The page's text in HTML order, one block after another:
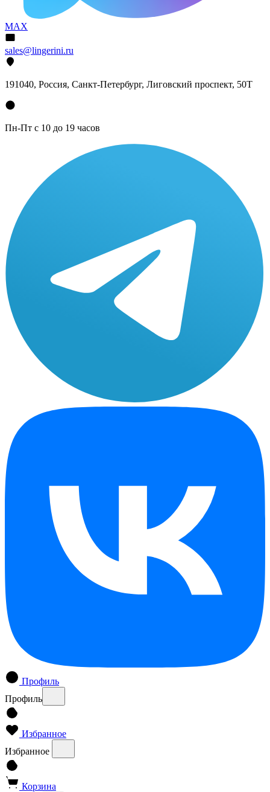
MAX
sales@lingerini.ru
191040, Россия, Санкт-Петербург, Лиговский проспект, 50Т
Пн-Пт с 10 до 19 часов
Профиль
Профиль
Избранное
Избранное
Корзина